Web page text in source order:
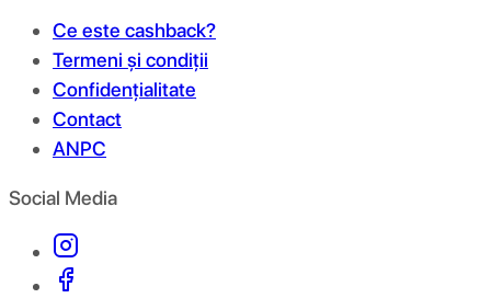
Ce este cashback?
Termeni și condiții
Confidențialitate
Contact
ANPC
Social Media